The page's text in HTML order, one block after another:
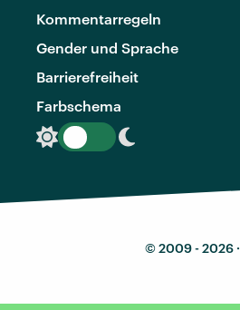
Kommentarregeln
Gender und Sprache
Barrierefreiheit
Farbschema
© 2009 - 2026 ·